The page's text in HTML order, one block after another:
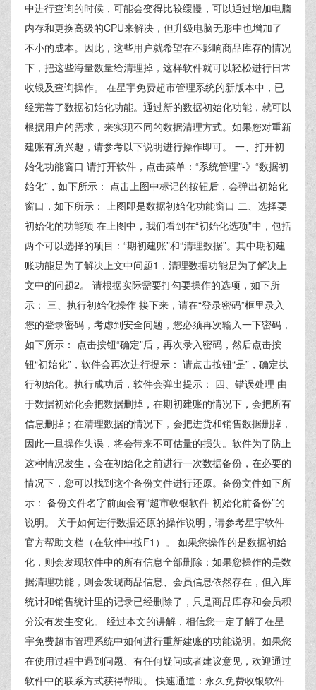
中进行查询的时候，可能会变得比较缓慢，可以通过增加电脑
内存和更换高级的CPU来解决，但升级电脑无形中也增加了
不小的成本。因此，这些用户就希望在不影响商品库存的情况
下，把这些海量数量给清理掉，这样软件就可以轻松进行日常
收银及查询操作。 在星宇免费超市管理系统的新版本中，已
经完善了数据初始化功能。通过新的数据初始化功能，就可以
根据用户的需求，来实现不同的数据清理方式。如果您对重新
建账有所兴趣，请参考以下说明进行操作即可。 一、打开初
始化功能窗口 请打开软件，点击菜单：“系统管理”-》“数据初
始化”，如下所示： 点击上图中标记的按钮后，会弹出初始化
窗口，如下所示： 上图即是数据初始化功能窗口 二、选择要
初始化的功能项 在上图中，我们看到在“初始化选项”中，包括
两个可以选择的项目：“期初建账”和“清理数据”。其中期初建
账功能是为了解决上文中问题1，清理数据功能是为了解决上
文中的问题2。 请根据实际需要打勾要操作的选项，如下所
示： 三、执行初始化操作 接下来，请在“登录密码”框里录入
您的登录密码，考虑到安全问题，您必须再次输入一下密码，
如下所示： 点击按钮“确定”后，再次录入密码，然后点击按
钮“初始化”，软件会再次进行提示： 请点击按钮“是”，确定执
行初始化。执行成功后，软件会弹出提示： 四、错误处理 由
于数据初始化会把数据删掉，在期初建账的情况下，会把所有
信息删掉；在清理数据的情况下，会把进货和销售数据删掉，
因此一旦操作失误，将会带来不可估量的损失。软件为了防止
这种情况发生，会在初始化之前进行一次数据备份，在必要的
情况下，您可以找到这个备份文件进行还原。备份文件如下所
示： 备份文件名字前面会有“超市收银软件-初始化前备份”的
说明。 关于如何进行数据还原的操作说明，请参考星宇软件
官方帮助文档（在软件中按F1）。 如果您操作的是数据初始
化，则会发现软件中的所有信息全部删除；如果您操作的是数
据清理功能，则会发现商品信息、会员信息依然存在，但入库
统计和销售统计里的记录已经删除了，只是商品库存和会员积
分没有发生变化。 经过本文的讲解，相信您一定了解了在星
宇免费超市管理系统中如何进行重新建账的功能说明。如果您
在使用过程中遇到问题、有任何疑问或者建议意见，欢迎通过
软件中的联系方式获得帮助。 快速通道：永久免费收银软件